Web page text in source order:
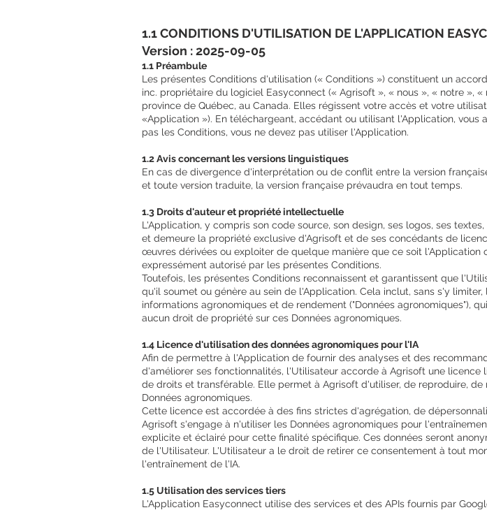
1.1 CONDITIONS D'UTILISATION DE L'APPLICATION
​Version : 2025-09-05
1.1 Préambule
Les présentes Conditions d'utilisation (« Conditions ») constituent un
inc. propriétaire du logiciel Easyconnect (« Agrisoft », « nous », « notre »,
province de Québec, au Canada. Elles régissent votre accès et votre
«Application »). En téléchargeant, accédant ou utilisant l'Application,
pas les Conditions, vous ne devez pas utiliser l'Application.
1.2 Avis concernant les versions linguistiques
En cas de divergence d'interprétation ou de conflit entre la version
et toute version traduite, la version française prévaudra en tout temps.
1.3 Droits d'auteur et propriété intellectuelle
L'Application, y compris son code source, son design, ses logos, ses
et demeure la propriété exclusive d'Agrisoft et de ses concédants de
œuvres dérivées ou exploiter de quelque manière que ce soit l'Application
expressément autorisé par les présentes Conditions.
Toutefois, les présentes Conditions reconnaissent et garantissent que
qu'il soumet ou génère au sein de l'Application. Cela inclut, sans s'y
informations agronomiques et de rendement ("Données agronomiques"),
aucun droit de propriété sur ces Données agronomiques.
1.4 Licence d'utilisation des données agronomiques pour l'IA
Afin de permettre à l'Application de fournir des analyses et des
d'améliorer ses fonctionnalités, l'Utilisateur accorde à Agrisoft une
de droits et transférable. Elle permet à Agrisoft d'utiliser, de reproduire,
Données agronomiques.
Cette licence est accordée à des fins strictes d'agrégation, de
Agrisoft s'engage à n'utiliser les Données agronomiques pour
explicite et éclairé pour cette finalité spécifique. Ces données seront
de l'Utilisateur. L'Utilisateur a le droit de retirer ce consentement à tout
l'entraînement de l'IA.
1.5 Utilisation des services tiers
L'Application Easyconnect utilise des services et des APIs fournis par